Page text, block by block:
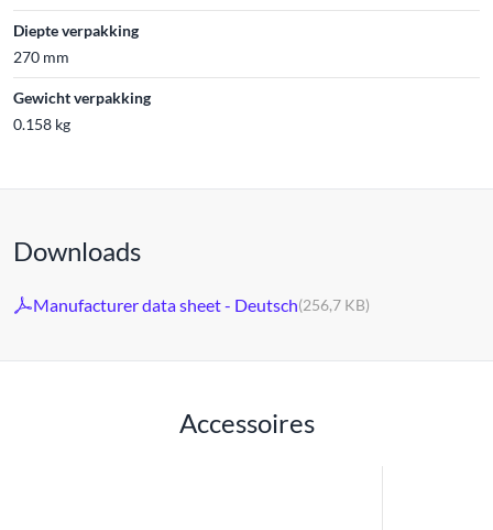
Diepte verpakking
270 mm
Gewicht verpakking
0.158 kg
Downloads
Manufacturer data sheet - Deutsch(256,7 KB)
Accessoires